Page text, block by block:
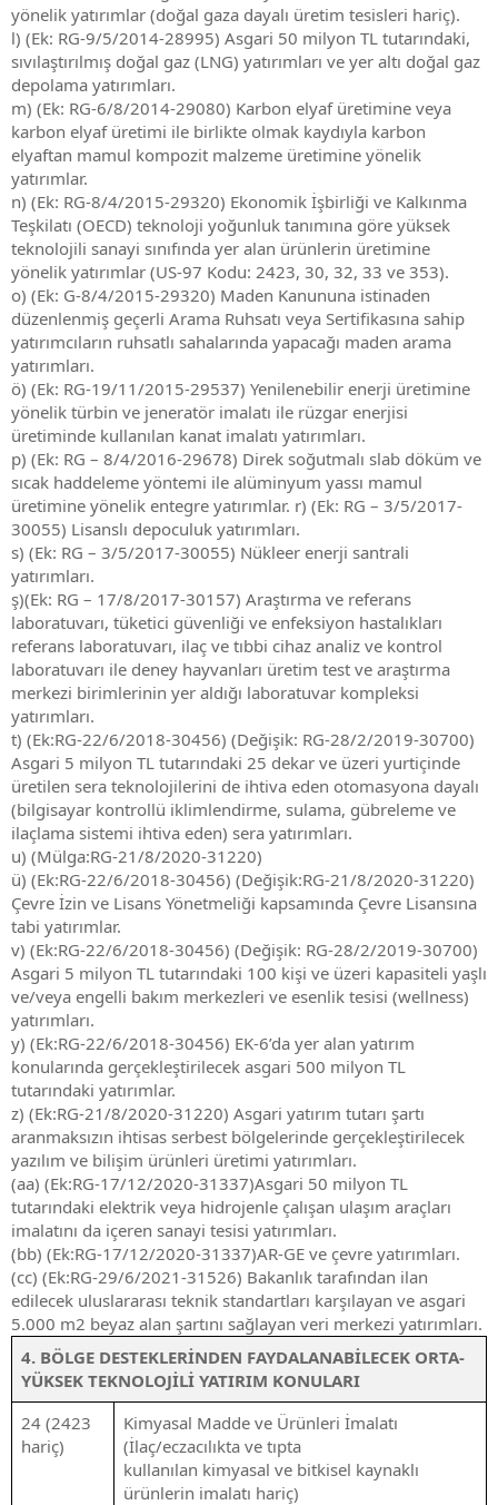
yönelik yatırımlar (doğal gaza dayalı üretim tesisleri hariç).
l) (Ek: RG-9/5/2014-28995) Asgari 50 milyon TL tutarındaki,
sıvılaştırılmış doğal gaz (LNG) yatırımları ve yer altı doğal gaz
depolama yatırımları.
m) (Ek: RG-6/8/2014-29080) Karbon elyaf üretimine veya
karbon elyaf üretimi ile birlikte olmak kaydıyla karbon
elyaftan mamul kompozit malzeme üretimine yönelik
yatırımlar.
n) (Ek: RG-8/4/2015-29320) Ekonomik İşbirliği ve Kalkınma
Teşkilatı (OECD) teknoloji yoğunluk tanımına göre yüksek
teknolojili sanayi sınıfında yer alan ürünlerin üretimine
yönelik yatırımlar (US-97 Kodu: 2423, 30, 32, 33 ve 353).
o) (Ek: G-8/4/2015-29320) Maden Kanununa istinaden
düzenlenmiş geçerli Arama Ruhsatı veya Sertifikasına sahip
yatırımcıların ruhsatlı sahalarında yapacağı maden arama
yatırımları.
ö) (Ek: RG-19/11/2015-29537) Yenilenebilir enerji üretimine
yönelik türbin ve jeneratör imalatı ile rüzgar enerjisi
üretiminde kullanılan kanat imalatı yatırımları.
p) (Ek: RG – 8/4/2016-29678) Direk soğutmalı slab döküm ve
sıcak haddeleme yöntemi ile alüminyum yassı mamul
üretimine yönelik entegre yatırımlar. r) (Ek: RG – 3/5/2017-
30055) Lisanslı depoculuk yatırımları.
s) (Ek: RG – 3/5/2017-30055) Nükleer enerji santrali
yatırımları.
ş)(Ek: RG – 17/8/2017-30157) Araştırma ve referans
laboratuvarı, tüketici güvenliği ve enfeksiyon hastalıkları
referans laboratuvarı, ilaç ve tıbbi cihaz analiz ve kontrol
laboratuvarı ile deney hayvanları üretim test ve araştırma
merkezi birimlerinin yer aldığı laboratuvar kompleksi
yatırımları.
t) (Ek:RG-22/6/2018-30456) (Değişik: RG-28/2/2019-30700)
Asgari 5 milyon TL tutarındaki 25 dekar ve üzeri yurtiçinde
üretilen sera teknolojilerini de ihtiva eden otomasyona dayalı
(bilgisayar kontrollü iklimlendirme, sulama, gübreleme ve
ilaçlama sistemi ihtiva eden) sera yatırımları.
u) (Mülga:RG-21/8/2020-31220)
ü) (Ek:RG-22/6/2018-30456) (Değişik:RG-21/8/2020-31220)
Çevre İzin ve Lisans Yönetmeliği kapsamında Çevre Lisansına
tabi yatırımlar.
v) (Ek:RG-22/6/2018-30456) (Değişik: RG-28/2/2019-30700)
Asgari 5 milyon TL tutarındaki 100 kişi ve üzeri kapasiteli yaşlı
ve/veya engelli bakım merkezleri ve esenlik tesisi (wellness)
yatırımları.
y) (Ek:RG-22/6/2018-30456) EK-6’da yer alan yatırım
konularında gerçekleştirilecek asgari 500 milyon TL
tutarındaki yatırımlar.
z) (Ek:RG-21/8/2020-31220) Asgari yatırım tutarı şartı
aranmaksızın ihtisas serbest bölgelerinde gerçekleştirilecek
yazılım ve bilişim ürünleri üretimi yatırımları.
(aa) (Ek:RG-17/12/2020-31337)Asgari 50 milyon TL
tutarındaki elektrik veya hidrojenle çalışan ulaşım araçları
imalatını da içeren sanayi tesisi yatırımları.
(bb) (Ek:RG-17/12/2020-31337)AR-GE ve çevre yatırımları.
(cc) (Ek:RG-29/6/2021-31526) Bakanlık tarafından ilan
edilecek uluslararası teknik standartları karşılayan ve asgari
5.000 m2 beyaz alan şartını sağlayan veri merkezi yatırımları.
4. BÖLGE DESTEKLERİNDEN FAYDALANABİLECEK ORTA-
YÜKSEK TEKNOLOJİLİ YATIRIM KONULARI
24 (2423
hariç)
Kimyasal Madde ve Ürünleri İmalatı
(İlaç/eczacılıkta ve tıpta
kullanılan kimyasal ve bitkisel kaynaklı
ürünlerin imalatı hariç)